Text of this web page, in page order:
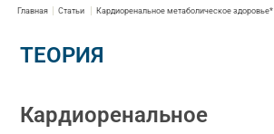
Главная Статьи Кардиоренальное метаболическое здоровье*
ТЕОРИЯ
Кардиоренальное